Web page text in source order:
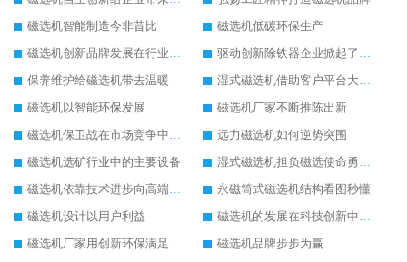
磁选机智能制造今非昔比
磁选机低碳环保生产
磁选机创新品牌发展在行业的顶端
驱动创新除铁器企业掀起了发展风暴
保养维护给磁选机带去温暖
湿式磁选机借助客户平台大放异彩
磁选机以智能环保发展
磁选机厂家不断推陈出新
磁选机保卫战在市场竞争中打响
远力磁选机如何逆势突围
磁选机选矿行业中的主要设备
湿式磁选机担负磁选使命勇往直前
磁选机依靠技术进步向高端转型
永磁筒式磁选机结构看图秒懂
磁选机设计以用户利益
磁选机的发展在科技创新中成为焦点
磁选机厂家用创新环保满足市发展
磁选机品牌步步为赢